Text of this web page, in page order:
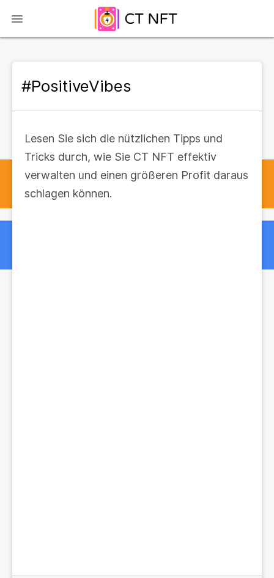
#PositiveVibes
Lesen Sie sich die nützlichen Tipps und
Tricks durch, wie Sie CT NFT effektiv
verwalten und einen größeren Profit daraus
schlagen können.